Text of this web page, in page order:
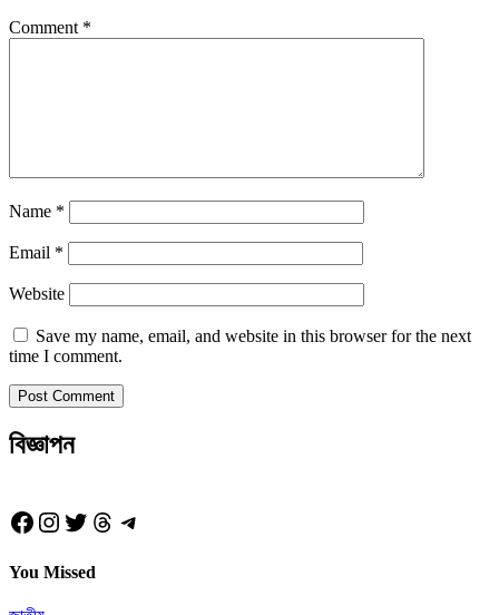
Comment *
Name *
Email *
Website
Save my name, email, and website in this browser for the next
time I comment.
বিজ্ঞাপন
Facebook
Instagram
Twitter
Threads
Telegram
You Missed